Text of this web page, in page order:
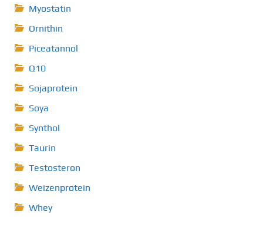
Myostatin
Ornithin
Piceatannol
Q10
Sojaprotein
Soya
Synthol
Taurin
Testosteron
Weizenprotein
Whey